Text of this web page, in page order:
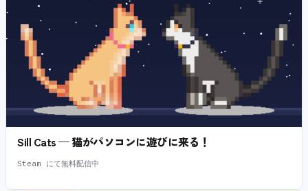
Sill Cats — 猫がパソコンに遊びに来る！
Steam にて無料配信中